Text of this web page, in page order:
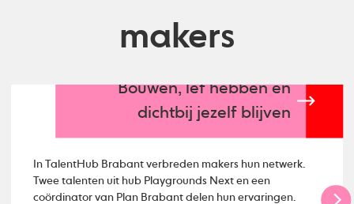
makers
Bouwen, lef hebben en
dichtbij jezelf blijven
In TalentHub Brabant verbreden makers hun netwerk.
Twee talenten uit hub Playgrounds Next en een
coördinator van Plan Brabant delen hun ervaringen.